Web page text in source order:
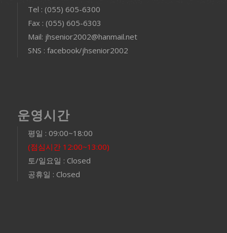
Tel : (055) 605-6300
Fax : (055) 605-6303
Mail: jhsenior2002@hanmail.net
SNS : facebook/jhsenior2002
운영시간
평일 : 09:00~18:00
(점심시간 12:00~13:00)
토/일요일 : Closed
공휴일 : Closed